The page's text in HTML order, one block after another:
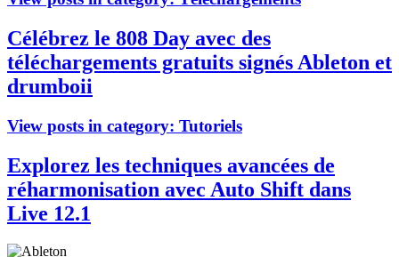
Célébrez le 808 Day avec des
téléchargements gratuits signés Ableton et
drumboii
View posts in category: Tutoriels
Explorez les techniques avancées de
réharmonisation avec Auto Shift dans
Live 12.1